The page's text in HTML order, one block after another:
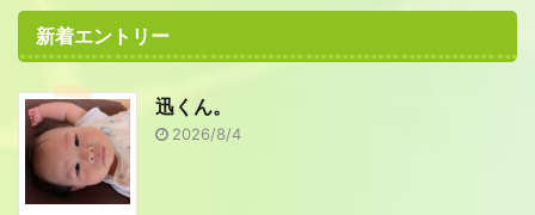
新着エントリー
迅くん。
2026/8/4